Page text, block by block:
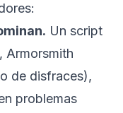
Un script
Armorsmith
de disfraces),
problemas